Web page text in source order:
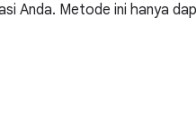
Anda. Metode ini hanya